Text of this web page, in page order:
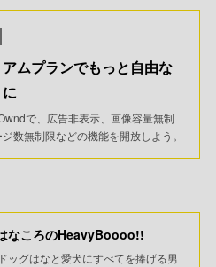
ムプランでもっと自由な
で、広告非表示、画像容量無制
数無制限などの機能を開放しよう。
なころのHeavyBoooo!!
ッグはなと愛犬にすべてを捧げる男